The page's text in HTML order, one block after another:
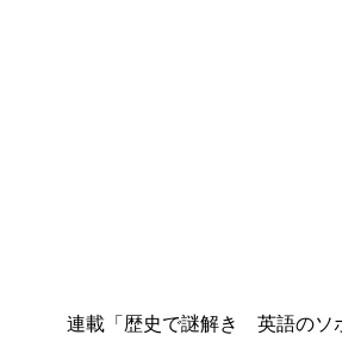
連載「歴史で謎解き 英語のソボ